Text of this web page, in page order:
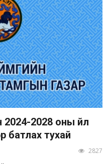
2028 оны үйл
батлах тухай
2827